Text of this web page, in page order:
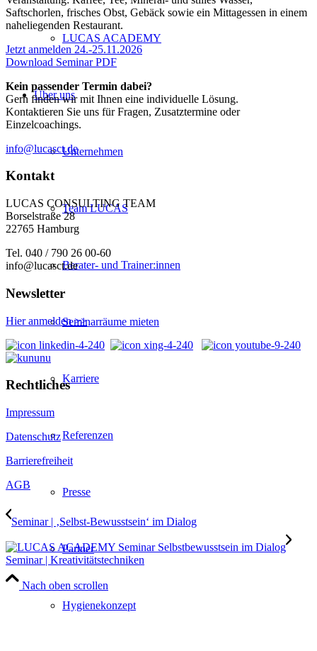
LUCAS ACADEMY
Über uns
Unternehmen
Team LUCAS
Berater- und Trainer:innen
Seminarräume mieten
Karriere
Referenzen
Presse
Partner
Hygienekonzept
Saftschorlen, frisches Obst, Gebäck sowie ein Mittagessen in einem
naheliegenden Restaurant.
Jetzt anmelden 24.-25.11.2026
Download Seminar PDF
Kein passender Termin dabei?
Gern finden wir mit Ihnen eine individuelle Lösung.
Kontaktieren Sie uns für Fragen, Zusatztermine oder
Einzelcoachings.
info@lucasct.de
Kontakt
LUCAS CONSULTING TEAM
Borselstraße 28
22765 Hamburg
Tel. 040 / 790 26 00-60
info@lucasct.de
Newsletter
Hier anmelden >>
Rechtliches
Impressum
Datenschutz
Barrierefreiheit
AGB
Seminar | ‚Selbst-Bewusstsein‘ im Dialog
Seminar | Kreativitätstechniken
Nach oben scrollen